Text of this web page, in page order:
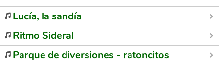
Lucía, la sandía
Ritmo Sideral
Parque de diversiones - ratoncitos